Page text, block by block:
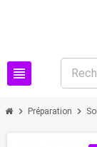
view_headline
chevron_right Préparation chevron_right